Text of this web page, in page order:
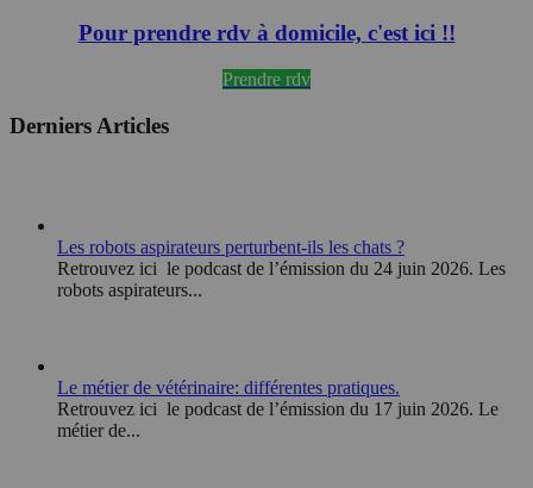
Pour prendre rdv à domicile, c'est ici !!
Prendre rdv
Derniers Articles
Les robots aspirateurs perturbent-ils les chats ?
Retrouvez ici le podcast de l’émission du 24 juin 2026. Les
robots aspirateurs...
Le métier de vétérinaire: différentes pratiques.
Retrouvez ici le podcast de l’émission du 17 juin 2026. Le
métier de...